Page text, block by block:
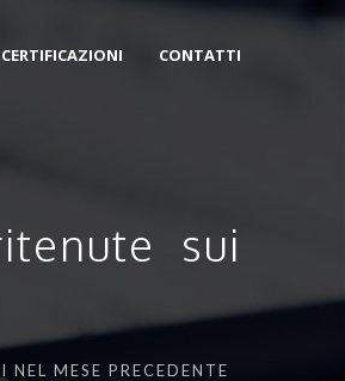
CONTATTI
sui
MESE PRECEDENTE